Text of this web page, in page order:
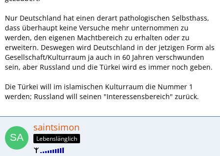
Nur Deutschland hat einen derart pathologischen Selbsthass,
dass überhaupt keine Versuche mehr unternommen zu
werden, den eigenen Machtbereich zu erhalten oder zu
erweitern. Deswegen wird Deutschland in der jetzigen Form als
Gesellschaft/Kulturraum ja auch in 60 Jahren verschwunden
sein, aber Russland und die Türkei wird es immer noch geben.
Die Türkei will im islamischen Kulturraum die Nummer 1
werden; Russland will seinen "Interessensbereich" zurück.
saintsimon
Lebenslänglich